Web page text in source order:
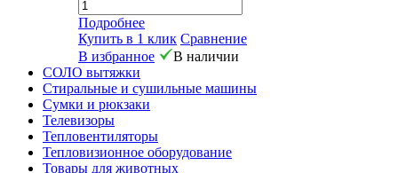
Подробнее
Купить в 1 клик Сравнение
В избранное
В наличии
СОЛО вытяжки
Стиральные и сушильные машины
Сумки и рюкзаки
Телевизоры
Тепловентиляторы
Тепловизионное оборудование
Товары для животных